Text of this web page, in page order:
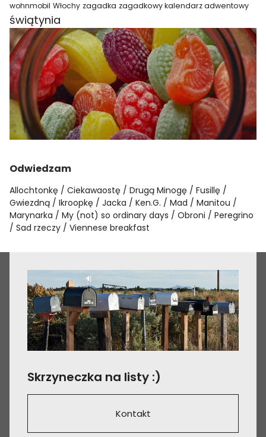
wohnmobil Włochy zagadka zagadkowy kalendarz adwentowy
świątynia
Odwiedzam
Allochtonkę Ciekawaostę Drugą Minogę
Fusillę
Gwiezdną
Ikroopkę Jacka Ken.G. Mad
Manitou
Marynarka
My (not) so ordinary days Obroni
Peregrino
Sad rzeczy
Viennese breakfast
Skrzyneczka na listy :)
Kontakt